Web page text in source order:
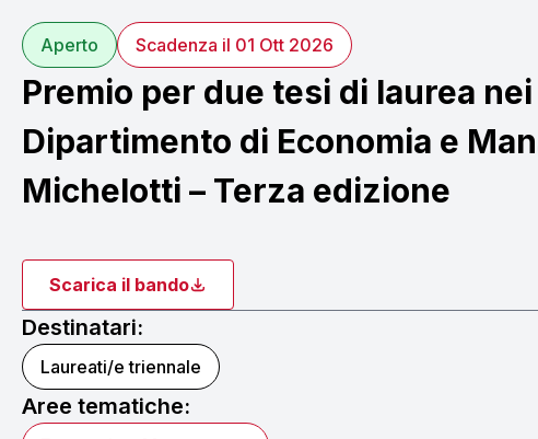
Aperto Scadenza il 01 Ott 2026
Premio per due tesi di laurea
Dipartimento di Economia e
Michelotti – Terza edizione
Scarica il bando
Destinatari:
Laureati/e triennale
Aree tematiche: